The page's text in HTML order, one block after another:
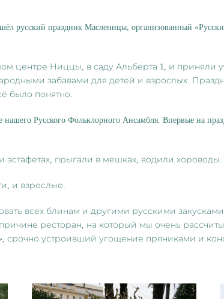
русский праздник Масленицы, организованный
центре Ниццы, в саду Альберта 1, и приняли
забавами для детей и взрослых.
было понятно.
нашего Русского Фольклорного Ансамбля. Впервые на
эстафетах, прыгали в мешках, водили хороводы.
и взрослые.
всех блинам и другими русскими
ресторан, на который мы очень
срочно устроивший угощение пряниками и